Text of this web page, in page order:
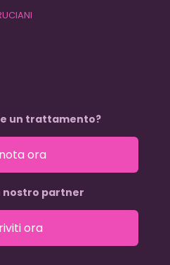
un trattamento?
ora
nostro partner
ora